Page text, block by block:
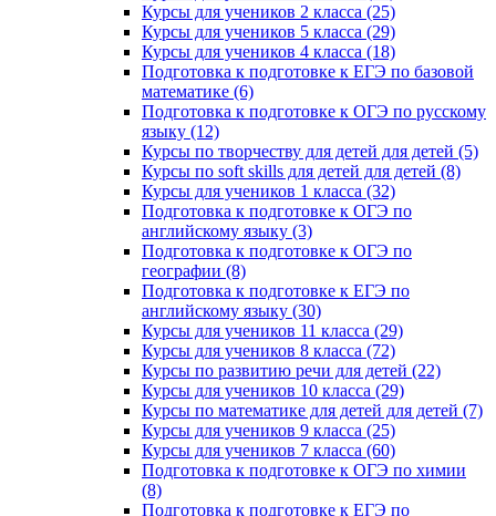
Курсы для учеников 2 класса (25)
Курсы для учеников 5 класса (29)
Курсы для учеников 4 класса (18)
Подготовка к подготовке к ЕГЭ по базовой
математике (6)
Подготовка к подготовке к ОГЭ по русскому
языку (12)
Курсы по творчеству для детей для детей (5)
Курсы по soft skills для детей для детей (8)
Курсы для учеников 1 класса (32)
Подготовка к подготовке к ОГЭ по
английскому языку (3)
Подготовка к подготовке к ОГЭ по
географии (8)
Подготовка к подготовке к ЕГЭ по
английскому языку (30)
Курсы для учеников 11 класса (29)
Курсы для учеников 8 класса (72)
Курсы по развитию речи для детей (22)
Курсы для учеников 10 класса (29)
Курсы по математике для детей для детей (7)
Курсы для учеников 9 класса (25)
Курсы для учеников 7 класса (60)
Подготовка к подготовке к ОГЭ по химии
(8)
Подготовка к подготовке к ЕГЭ по